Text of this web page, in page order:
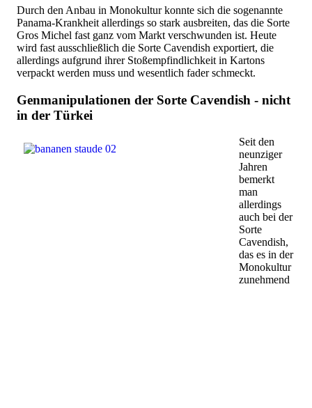
Durch den Anbau in Monokultur konnte sich die sogenannte
Panama-Krankheit allerdings so stark ausbreiten, das die Sorte
Gros Michel fast ganz vom Markt verschwunden ist. Heute
wird fast ausschließlich die Sorte Cavendish exportiert, die
allerdings aufgrund ihrer Stoßempfindlichkeit in Kartons
verpackt werden muss und wesentlich fader schmeckt.
Genmanipulationen der Sorte Cavendish - nicht
in der Türkei
Seit den
neunziger
Jahren
bemerkt
man
allerdings
auch bei der
Sorte
Cavendish,
das es in der
Monokultur
zunehmend